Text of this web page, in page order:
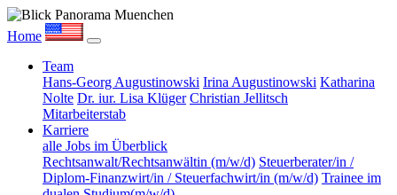
Home
Team
Hans-Georg Augustinowski Irina Augustinowski Katharina
Nolte Dr. iur. Lisa Klüger Christian Jellitsch
Mitarbeiterstab
Karriere
alle Jobs im Überblick
Rechtsanwalt/Rechtsanwältin (m/w/d) Steuerberater/in /
Diplom-Finanzwirt/in / Steuerfachwirt/in (m/w/d) Trainee im